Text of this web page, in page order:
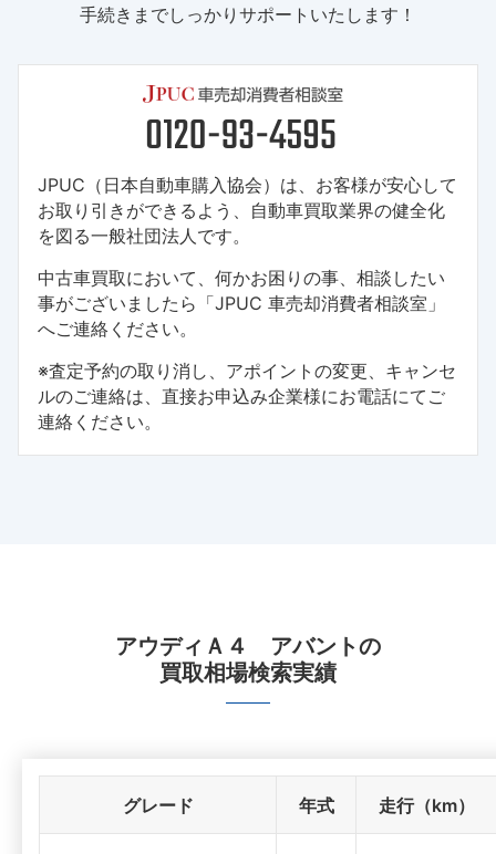
手続きまでしっかりサポートいたします！
JPUC（日本自動車購入協会）は、お客様が安心して
お取り引きができるよう、自動車買取業界の健全化
を図る一般社団法人です。
中古車買取において、何かお困りの事、相談したい
事がございましたら「JPUC 車売却消費者相談室」
へご連絡ください。
※査定予約の取り消し、アポイントの変更、キャンセ
ルのご連絡は、直接お申込み企業様にお電話にてご
連絡ください。
アウディＡ４ アバントの
買取相場検索実績
グレード 年式 走行（km）